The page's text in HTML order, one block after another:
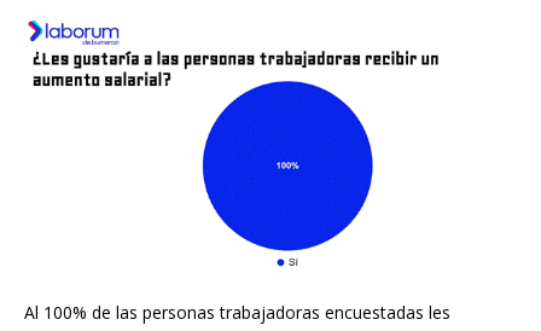
Al 100% de las personas trabajadoras encuestadas les